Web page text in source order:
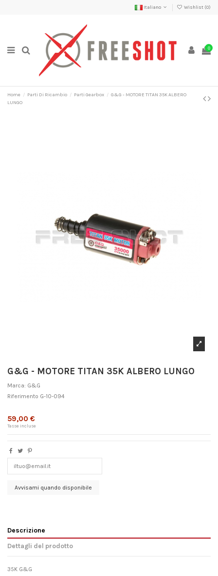
Italiano Wishlist (0)
0
Home Parti Di Ricambio Parti Gearbox
G&G - MOTORE TITAN 35K ALBERO
LUNGO
G&G - MOTORE TITAN 35K ALBERO LUNGO
Marca: G&G
Riferimento G-10-094
59,00 €
Tasse incluse
Descrizione
Dettagli del prodotto
35K G&G